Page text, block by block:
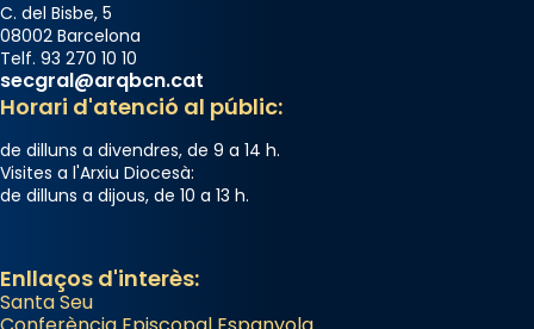
C. del Bisbe, 5
08002 Barcelona
Telf. 93 270 10 10
secgral@arqbcn.cat
Horari d'atenció al públic:
de dilluns a divendres, de 9 a 14 h.
Visites a l'Arxiu Diocesà:
de dilluns a dijous, de 10 a 13 h.
Enllaços d'interès:
Santa Seu